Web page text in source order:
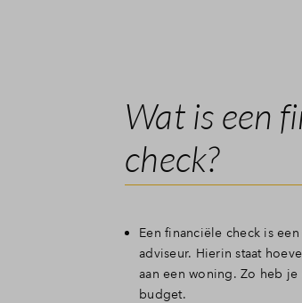
Wat is een
check?
Een financiële check is
adviseur. Hierin staat
aan een woning. Zo heb
budget.